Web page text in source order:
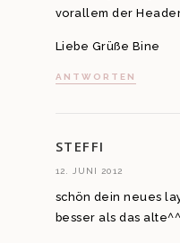
vorallem der
Liebe Grüße Bine
ANTWORTEN
STEFFI
12. JUNI 2012
schön dein neues
besser als das alte^^